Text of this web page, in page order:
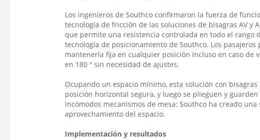
Los ingenieros de Southco confirmaron la fuerza de
tecnología de fricción de las soluciones de bisagras AV y
que permite una resistencia controlada en todo el rango
tecnología de posicionamiento de Southco. Los
mantenerla fija en cualquier posición incluso en caso de
en 180 ° sin necesidad de ajustes.
Ocupando un espacio mínimo, esta solución con
posición horizontal segura, y luego se plieguen y
incómodos mecanismos de mesa: Southco ha creado
aprovechamiento del espacio.
Implementación y resultados